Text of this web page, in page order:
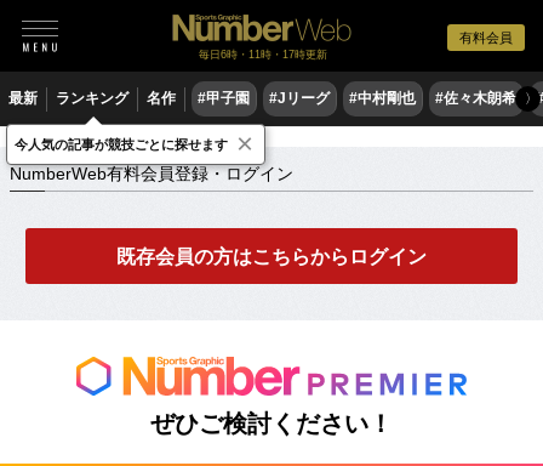
有料会員
毎日6時・11時・17時更新
最新 ランキング 名作 #甲子園 #Jリーグ #中村剛也 #佐々木朗希 〉
NumberWeb有料会員登録・ログイン
NumberWeb有料会員登録・ログイン
既存会員の方はこちらからログイン
ぜひご検討ください！
今人気の記事が競技ごとに探せます ×